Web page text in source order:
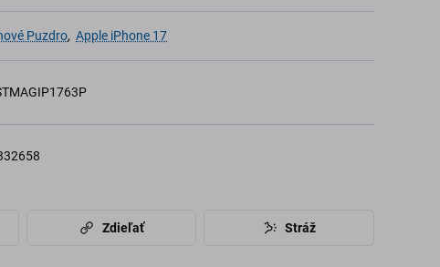
Puzdro, Apple iPhone 17
Zdieľať Stráž